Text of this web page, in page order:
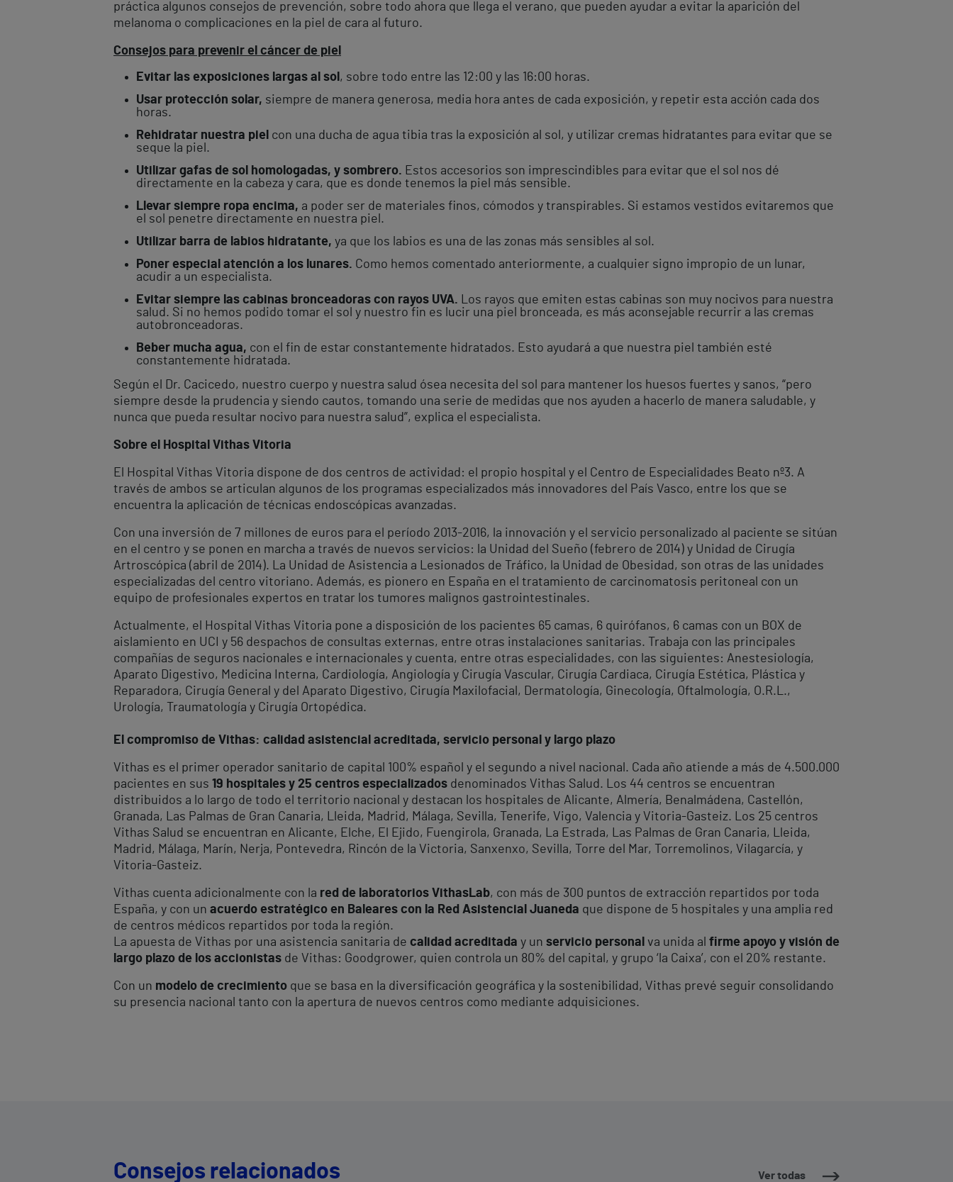
práctica algunos consejos de prevención, sobre todo ahora que llega el verano, que pueden ayudar a evitar la aparición del
melanoma o complicaciones en la piel de cara al futuro.
Consejos para prevenir el cáncer de piel
Evitar las exposiciones largas al sol , sobre todo entre las 12:00 y las 16:00 horas.
Usar protección solar, siempre de manera generosa, media hora antes de cada exposición, y repetir esta acción cada dos
horas.
Rehidratar nuestra piel con una ducha de agua tibia tras la exposición al sol, y utilizar cremas hidratantes para evitar que se
seque la piel.
Utilizar gafas de sol homologadas, y sombrero. Estos accesorios son imprescindibles para evitar que el sol nos dé
directamente en la cabeza y cara, que es donde tenemos la piel más sensible.
Llevar siempre ropa encima, a poder ser de materiales finos, cómodos y transpirables. Si estamos vestidos evitaremos que
el sol penetre directamente en nuestra piel.
Utilizar barra de labios hidratante, ya que los labios es una de las zonas más sensibles al sol.
Poner especial atención a los lunares. Como hemos comentado anteriormente, a cualquier signo impropio de un lunar,
acudir a un especialista.
Evitar siempre las cabinas bronceadoras con rayos UVA. Los rayos que emiten estas cabinas son muy nocivos para nuestra
salud. Si no hemos podido tomar el sol y nuestro fin es lucir una piel bronceada, es más aconsejable recurrir a las cremas
autobronceadoras.
Beber mucha agua, con el fin de estar constantemente hidratados. Esto ayudará a que nuestra piel también esté
constantemente hidratada.
Según el Dr. Cacicedo, nuestro cuerpo y nuestra salud ósea necesita del sol para mantener los huesos fuertes y sanos, “pero
siempre desde la prudencia y siendo cautos, tomando una serie de medidas que nos ayuden a hacerlo de manera saludable, y
nunca que pueda resultar nocivo para nuestra salud”, explica el especialista.
Sobre el Hospital Vithas Vitoria
El Hospital Vithas Vitoria dispone de dos centros de actividad: el propio hospital y el Centro de Especialidades Beato nº3. A
través de ambos se articulan algunos de los programas especializados más innovadores del País Vasco, entre los que se
encuentra la aplicación de técnicas endoscópicas avanzadas.
Con una inversión de 7 millones de euros para el período 2013-2016, la innovación y el servicio personalizado al paciente se sitúan
en el centro y se ponen en marcha a través de nuevos servicios: la Unidad del Sueño (febrero de 2014) y Unidad de Cirugía
Artroscópica (abril de 2014). La Unidad de Asistencia a Lesionados de Tráfico, la Unidad de Obesidad, son otras de las unidades
especializadas del centro vitoriano. Además, es pionero en España en el tratamiento de carcinomatosis peritoneal con un
equipo de profesionales expertos en tratar los tumores malignos gastrointestinales.
Actualmente, el Hospital Vithas Vitoria pone a disposición de los pacientes 65 camas, 6 quirófanos, 6 camas con un BOX de
aislamiento en UCI y 56 despachos de consultas externas, entre otras instalaciones sanitarias. Trabaja con las principales
compañías de seguros nacionales e internacionales y cuenta, entre otras especialidades, con las siguientes: Anestesiología,
Aparato Digestivo, Medicina Interna, Cardiología, Angiología y Cirugía Vascular, Cirugía Cardiaca, Cirugía Estética, Plástica y
Reparadora, Cirugía General y del Aparato Digestivo, Cirugía Maxilofacial, Dermatología, Ginecología, Oftalmología, O.R.L.,
Urología, Traumatología y Cirugía Ortopédica.
El compromiso de Vithas: calidad asistencial acreditada, servicio personal y largo plazo
Vithas es el primer operador sanitario de capital 100% español y el segundo a nivel nacional. Cada año atiende a más de 4.500.000
pacientes en sus 19 hospitales y 25 centros especializados denominados Vithas Salud. Los 44 centros se encuentran
distribuidos a lo largo de todo el territorio nacional y destacan los hospitales de Alicante, Almería, Benalmádena, Castellón,
Granada, Las Palmas de Gran Canaria, Lleida, Madrid, Málaga, Sevilla, Tenerife, Vigo, Valencia y Vitoria-Gasteiz. Los 25 centros
Vithas Salud se encuentran en Alicante, Elche, El Ejido, Fuengirola, Granada, La Estrada, Las Palmas de Gran Canaria, Lleida,
Madrid, Málaga, Marín, Nerja, Pontevedra, Rincón de la Victoria, Sanxenxo, Sevilla, Torre del Mar, Torremolinos, Vilagarcía, y
Vitoria-Gasteiz.
Vithas cuenta adicionalmente con la red de laboratorios VithasLab, con más de 300 puntos de extracción repartidos por toda
España, y con un acuerdo estratégico en Baleares con la Red Asistencial Juaneda que dispone de 5 hospitales y una amplia red
de centros médicos repartidos por toda la región.
La apuesta de Vithas por una asistencia sanitaria de calidad acreditada y un servicio personal va unida al firme apoyo y visión de
largo plazo de los accionistas de Vithas: Goodgrower, quien controla un 80% del capital, y grupo ‘la Caixa’, con el 20% restante.
Con un modelo de crecimiento que se basa en la diversificación geográfica y la sostenibilidad, Vithas prevé seguir consolidando
su presencia nacional tanto con la apertura de nuevos centros como mediante adquisiciones.
Consejos relacionados Ver todas